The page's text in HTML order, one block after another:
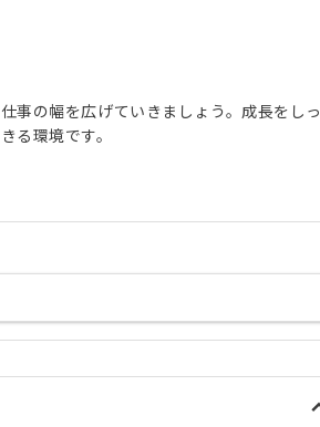
事の幅を広げていきましょう。成長をしっ
る環境です。